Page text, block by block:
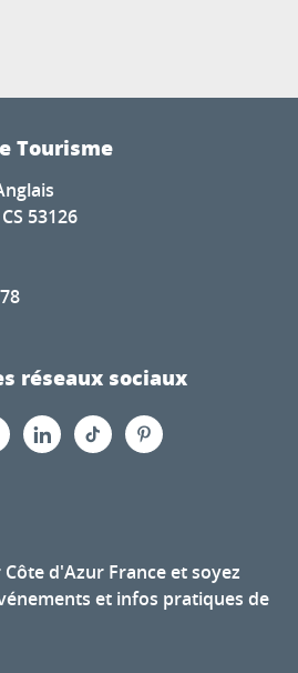
Tourisme
53126
réseaux sociaux
d'Azur France et soyez
et infos pratiques de